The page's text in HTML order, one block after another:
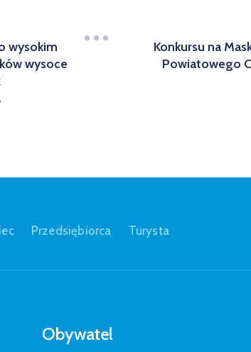
wysokim
wysoce
Konkursu na
Powiatowego
Przedsiębiorca Turysta
Obywatel